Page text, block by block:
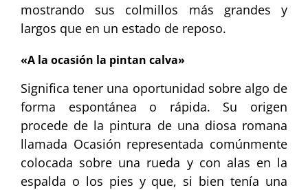
mostrando sus colmillos más grandes y
largos que en un estado de reposo.
«A la ocasión la pintan calva»
Significa tener una oportunidad sobre algo de
forma espontánea o rápida. Su origen
procede de la pintura de una diosa romana
llamada Ocasión representada comúnmente
colocada sobre una rueda y con alas en la
espalda o los pies y que, si bien tenía una